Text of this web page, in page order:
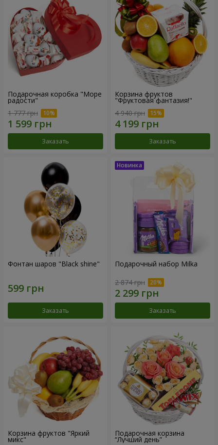
Подарочная коробка "Море
радости"
1 777 грн
Заказать
Корзина фруктов
"Фруктовая фантазия!"
4 940 грн
Заказать
Фонтан шаров "Black shine"
Заказать
Подарочный набор Milka
2 874 грн
Заказать
Корзина фруктов "Яркий
микс"
Подарочная корзина
“Лучший день”